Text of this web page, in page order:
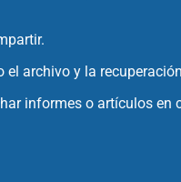
archivo y la
informes o artículos en